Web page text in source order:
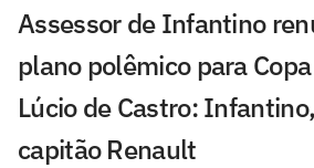
Assessor de Infantino
plano polêmico para
Lúcio de Castro:
capitão Renault